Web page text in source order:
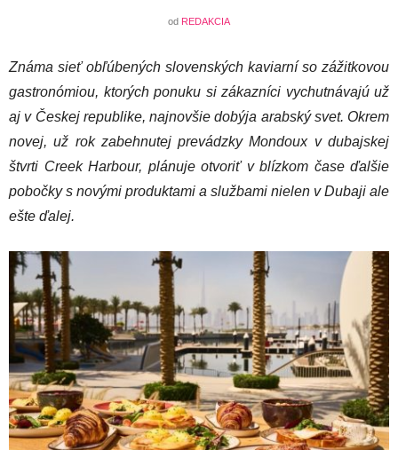
od REDAKCIA
Známa sieť obľúbených slovenských kaviarní so zážitkovou
gastronómiou, ktorých ponuku si zákazníci vychutnávajú už
aj v Českej republike, najnovšie dobýja arabský svet. Okrem
novej, už rok zabehnutej prevádzky Mondoux v dubajskej
štvrti Creek Harbour, plánuje otvoriť v blízkom čase ďalšie
pobočky s novými produktami a službami nielen v Dubaji ale
ešte ďalej.